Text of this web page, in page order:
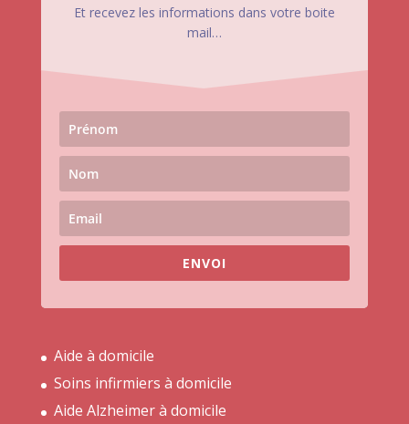
Et recevez les informations dans votre boite
mail…
ENVOI
Aide à domicile
Soins infirmiers à domicile
Aide Alzheimer à domicile